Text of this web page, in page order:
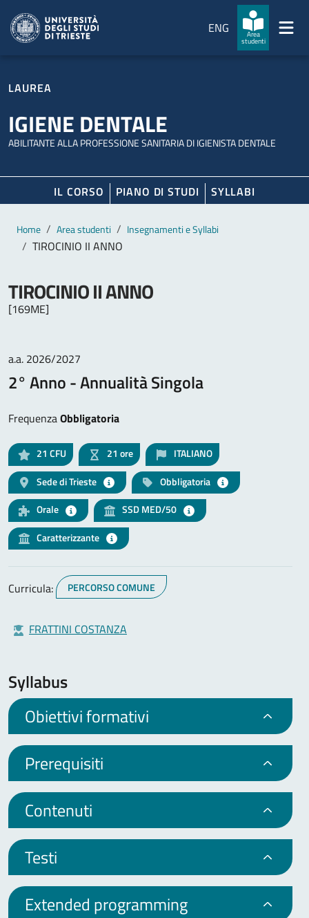
ENG
Area
studenti
LAUREA
IGIENE DENTALE
ABILITANTE ALLA PROFESSIONE SANITARIA DI IGIENISTA DENTALE
IL CORSO PIANO DI STUDI SYLLABI
Contenuto principale
Breadcrumb
Home Area studenti Insegnamenti e Syllabi
TIROCINIO II ANNO
TIROCINIO II ANNO
[169ME]
a.a. 2026/2027
2° Anno - Annualità Singola
FrequenzaObbligatoria
21 CFU 21 ore
ITALIANO
Sede di Trieste
Obbligatoria
Orale
SSD MED/50
Caratterizzante
Curricula: PERCORSO COMUNE
FRATTINI COSTANZA
Syllabus
Obiettivi formativi
Prerequisiti
Contenuti
Testi
Extended programming